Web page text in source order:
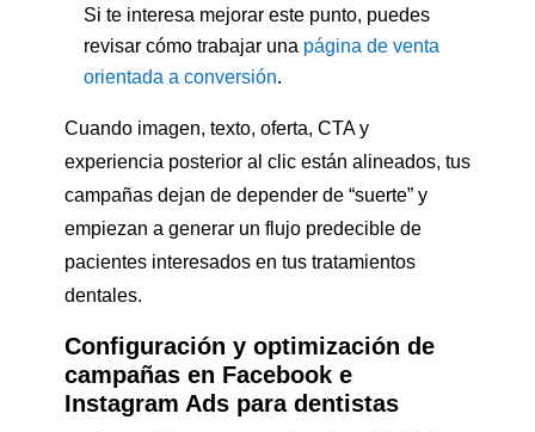
Si te interesa mejorar este punto, puedes
revisar cómo trabajar una página de venta
orientada a conversión.
Cuando imagen, texto, oferta, CTA y
experiencia posterior al clic están alineados, tus
campañas dejan de depender de “suerte” y
empiezan a generar un flujo predecible de
pacientes interesados en tus tratamientos
dentales.
Configuración y optimización de
campañas en Facebook e
Instagram Ads para dentistas